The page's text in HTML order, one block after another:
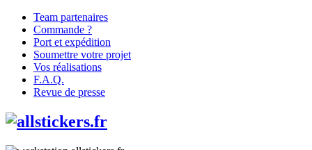
Team partenaires
Commande ?
Port et expédition
Soumettre votre projet
Vos réalisations
F.A.Q.
Revue de presse